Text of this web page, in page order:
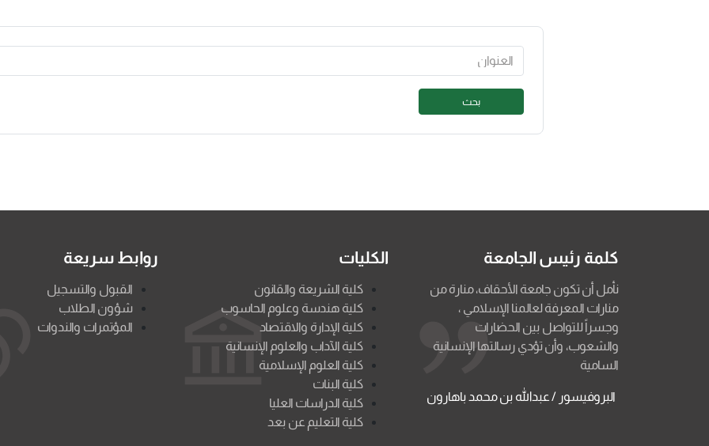
بحث
كلمة رئيس الجامعة
نأمل أن تكون جامعة الأحقاف، منارة من
منارات المعرفة لعالمنا الإسلامي ،
وجسراً للتواصل بين الحضارات
والشعوب، وأن تؤدي رسالتها الإنسانية
السامية
البروفيسور / عبدالله بن محمد باهارون
الكليات
كلية الشريعة والقانون
كلية هندسة وعلوم الحاسوب
كلية الإدارة والاقتصاد
كلية الآداب والعلوم الإنسانية
كلية العلوم الإسلامية
كلية البنات
كلية الدراسات العليا
كلية التعليم عن بعد
روابط سريعة
القبول والتسجيل
شؤون الطلاب
المؤتمرات والندوات